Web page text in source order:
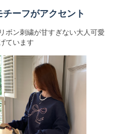
チーフがアクセント
ボン刺繍が甘すぎない大人可愛
ています